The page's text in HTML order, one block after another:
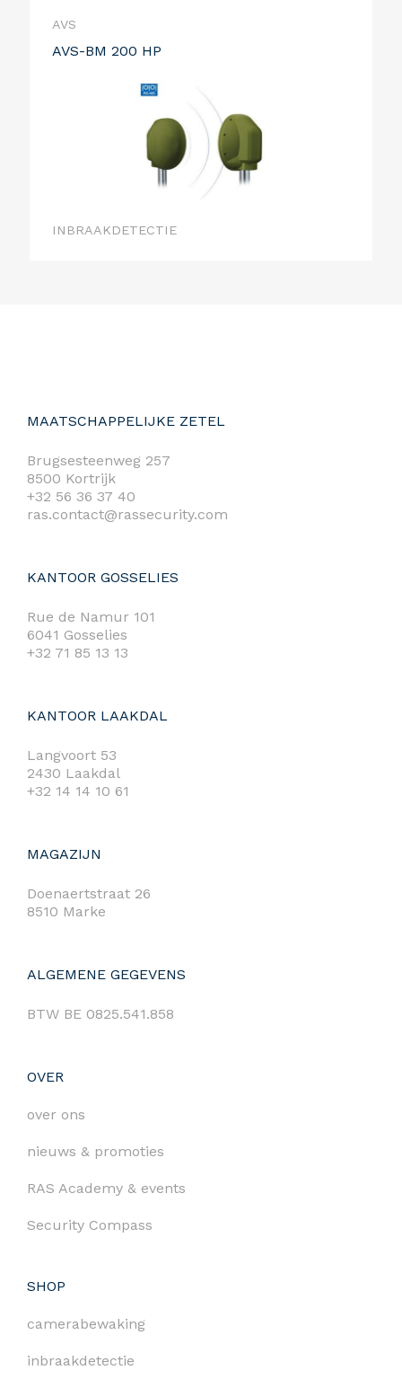
AVS
AVS-BM 200 HP
INBRAAKDETECTIE
MAATSCHAPPELIJKE ZETEL
Brugsesteenweg 257
8500 Kortrijk
+32 56 36 37 40
ras.contact@rassecurity.com
KANTOOR GOSSELIES
Rue de Namur 101
6041 Gosselies
+32 71 85 13 13
KANTOOR LAAKDAL
Langvoort 53
2430 Laakdal
+32 14 14 10 61
MAGAZIJN
Doenaertstraat 26
8510 Marke
ALGEMENE GEGEVENS
BTW BE 0825.541.858
OVER
over ons
nieuws & promoties
RAS Academy & events
Security Compass
SHOP
camerabewaking
inbraakdetectie